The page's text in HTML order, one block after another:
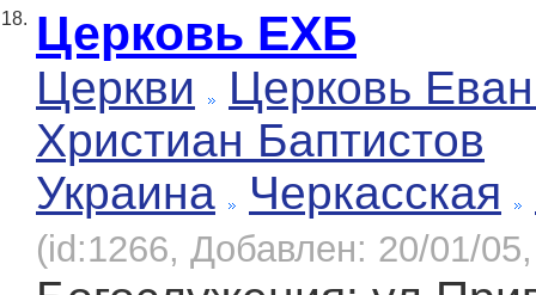
18. Церковь ЕХБ
Церкви
Церковь
Христиан Баптистов
Украина
Черкасская
(id:1266, Добавлен: 20/01/